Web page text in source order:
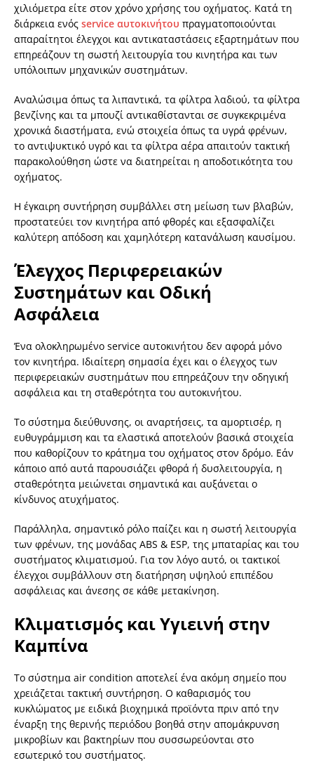
χιλιόμετρα είτε στον χρόνο χρήσης του οχήματος. Κατά τη
διάρκεια ενός service αυτοκινήτου πραγματοποιούνται
απαραίτητοι έλεγχοι και αντικαταστάσεις εξαρτημάτων που
επηρεάζουν τη σωστή λειτουργία του κινητήρα και των
υπόλοιπων μηχανικών συστημάτων.
Αναλώσιμα όπως τα λιπαντικά, τα φίλτρα λαδιού, τα φίλτρα
βενζίνης και τα μπουζί αντικαθίστανται σε συγκεκριμένα
χρονικά διαστήματα, ενώ στοιχεία όπως τα υγρά φρένων,
το αντιψυκτικό υγρό και τα φίλτρα αέρα απαιτούν τακτική
παρακολούθηση ώστε να διατηρείται η αποδοτικότητα του
οχήματος.
Η έγκαιρη συντήρηση συμβάλλει στη μείωση των βλαβών,
προστατεύει τον κινητήρα από φθορές και εξασφαλίζει
καλύτερη απόδοση και χαμηλότερη κατανάλωση καυσίμου.
Έλεγχος Περιφερειακών
Συστημάτων και Οδική
Ασφάλεια
Ένα ολοκληρωμένο service αυτοκινήτου δεν αφορά μόνο
τον κινητήρα. Ιδιαίτερη σημασία έχει και ο έλεγχος των
περιφερειακών συστημάτων που επηρεάζουν την οδηγική
ασφάλεια και τη σταθερότητα του αυτοκινήτου.
Το σύστημα διεύθυνσης, οι αναρτήσεις, τα αμορτισέρ, η
ευθυγράμμιση και τα ελαστικά αποτελούν βασικά στοιχεία
που καθορίζουν το κράτημα του οχήματος στον δρόμο. Εάν
κάποιο από αυτά παρουσιάζει φθορά ή δυσλειτουργία, η
σταθερότητα μειώνεται σημαντικά και αυξάνεται ο
κίνδυνος ατυχήματος.
Παράλληλα, σημαντικό ρόλο παίζει και η σωστή λειτουργία
των φρένων, της μονάδας ABS & ESP, της μπαταρίας και του
συστήματος κλιματισμού. Για τον λόγο αυτό, οι τακτικοί
έλεγχοι συμβάλλουν στη διατήρηση υψηλού επιπέδου
ασφάλειας και άνεσης σε κάθε μετακίνηση.
Κλιματισμός και Υγιεινή στην
Καμπίνα
Το σύστημα air condition αποτελεί ένα ακόμη σημείο που
χρειάζεται τακτική συντήρηση. Ο καθαρισμός του
κυκλώματος με ειδικά βιοχημικά προϊόντα πριν από την
έναρξη της θερινής περιόδου βοηθά στην απομάκρυνση
μικροβίων και βακτηρίων που συσσωρεύονται στο
εσωτερικό του συστήματος.